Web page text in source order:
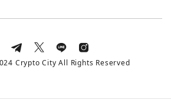
Crypto City All Rights Reserved